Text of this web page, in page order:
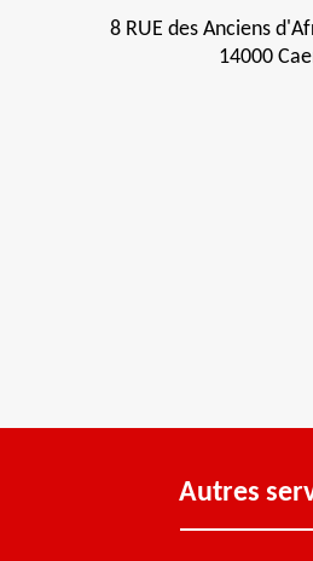
8 RUE des Anciens
14000
Autres